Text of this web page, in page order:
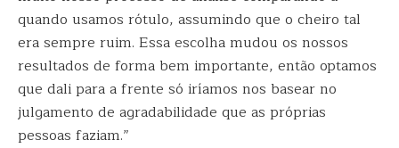
quando usamos rótulo, assumindo que o cheiro tal
era sempre ruim. Essa escolha mudou os nossos
resultados de forma bem importante, então optamos
que dali para a frente só iríamos nos basear no
julgamento de agradabilidade que as próprias
pessoas faziam.”